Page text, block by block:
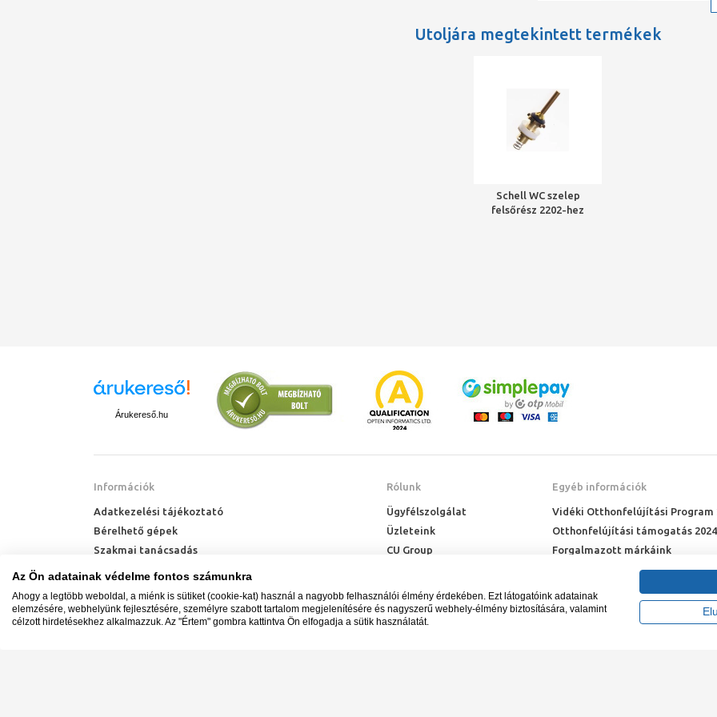
Maurer Attila
több mint 1 éve
Utoljára megtekintett termékek
Schell WC szelep
felsőrész 2202-hez
Árukereső.hu
Információk
Adatkezelési tájékoztató
Bérelhető gépek
Szakmai tanácsadás
Technik Cool Pro hőszivattyú tájékoztató
Hőszivattyú kalkulátor
Rólunk
Ügyfélszolgálat
Üzleteink
CU Group
Egyéb információk
Vidéki Otthonfelújítási Program
Otthonfelújítási támogatás 2024
Forgalmazott márkáink
Adatkezelési kérelem
Az Ön adatainak védelme fontos számunkra
Ahogy a legtöbb weboldal, a miénk is sütiket (cookie-kat) használ a nagyobb felhasználói élmény érdekében. Ezt látogatóink adatainak
elemzésére, webhelyünk fejlesztésére, személyre szabott tartalom megjelenítésére és nagyszerű webhely-élmény biztosítására, valamint
célzott hirdetésekhez alkalmazzuk. Az "Értem" gombra kattintva Ön elfogadja a sütik használatát.